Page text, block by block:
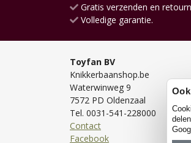
Gratis verzenden en
Volledige garantie.
Toyfan BV
Knikkerbaanshop.be
Waterwinweg 9
7572 PD Oldenzaal
Tel. 0031-541-228000
Contact
Facebook